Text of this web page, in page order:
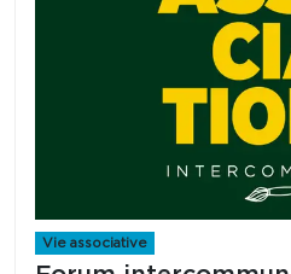
Vie associative